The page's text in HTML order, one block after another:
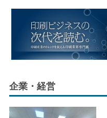
企業・経営